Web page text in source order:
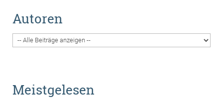
Autoren
Meistgelesen